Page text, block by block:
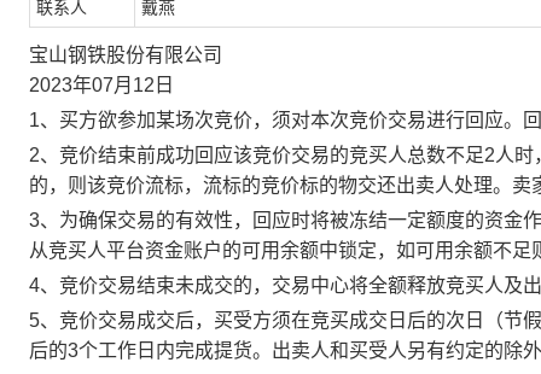
联系人 戴燕
宝山钢铁股份有限公司
2023年07月12日
1、买方欲参加某场次竞价，须对本次竞价交易进行回应。
2、竞价结束前成功回应该竞价交易的竞买人总数不足2人
的，则该竞价流标，流标的竞价标的物交还出卖人处理。
3、为确保交易的有效性，回应时将被冻结一定额度的资金
从竞买人平台资金账户的可用余额中锁定，如可用余额不足
4、竞价交易结束未成交的，交易中心将全额释放竞买人及
5、竞价交易成交后，买受方须在竞买成交日后的次日（节
后的3个工作日内完成提货。出卖人和买受人另有约定的除